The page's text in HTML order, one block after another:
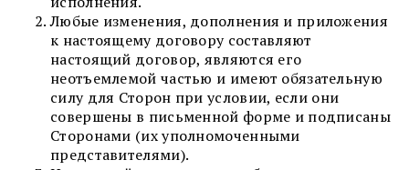
Любые изменения, дополнения и приложения
к настоящему договору составляют
настоящий договор, являются его
неотъемлемой частью и имеют обязательную
силу для Сторон при условии, если они
совершены в письменной форме и подписаны
Сторонами (их уполномоченными
представителями).